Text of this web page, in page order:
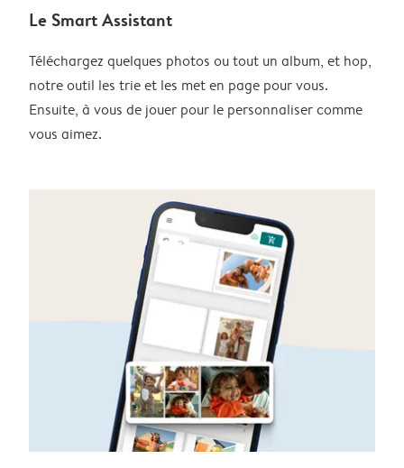
Le Smart Assistant
Téléchargez quelques photos ou tout un album, et hop,
notre outil les trie et les met en page pour vous.
Ensuite, à vous de jouer pour le personnaliser comme
vous aimez.